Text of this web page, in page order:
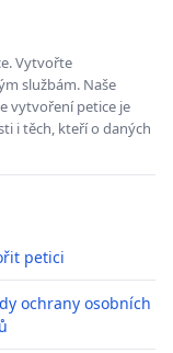
Vytvořte
službám. Naše
vytvoření petice je
i těch, kteří o daných
petici
ochrany osobních